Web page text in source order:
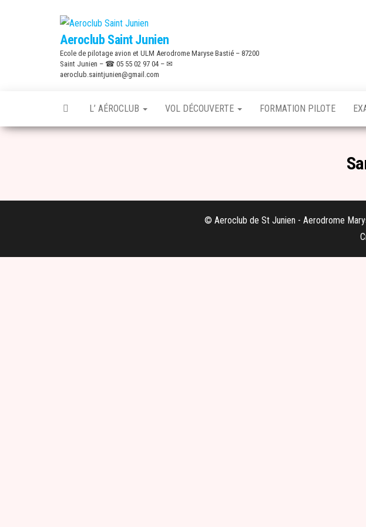
Aeroclub Saint Junien
Ecole de pilotage avion et ULM Aerodrome Maryse Bastié – 87200
Saint Junien – ☎ 05 55 02 97 04 – ✉
aeroclub.saintjunien@gmail.com
L’ AÉROCLUB VOL DÉCOUVERTE FORMATION PILOTE
© Aeroclub de St Junien - Aerodrome